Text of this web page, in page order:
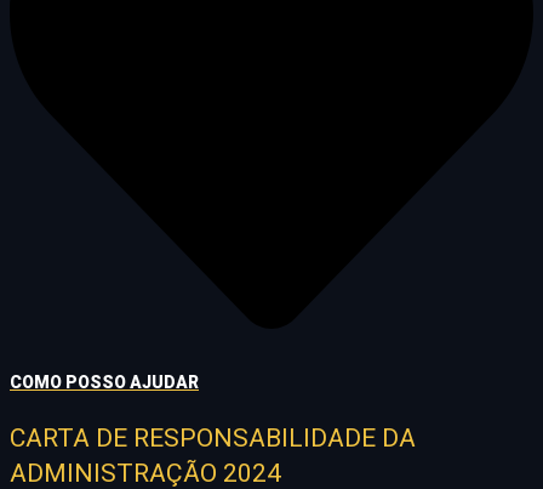
COMO POSSO AJUDAR
CARTA DE RESPONSABILIDADE DA
ADMINISTRAÇÃO 2024